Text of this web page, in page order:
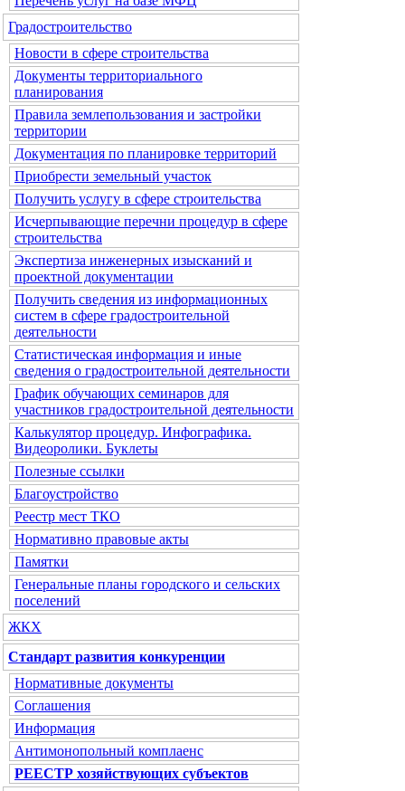
Градостроительство
Новости в сфере строительства
Документы территориального
планирования
Правила землепользования и застройки
территории
Документация по планировке территорий
Приобрести земельный участок
Получить услугу в сфере строительства
Исчерпывающие перечни процедур в сфере
строительства
Экспертиза инженерных изысканий и
проектной документации
Получить сведения из информационных
систем в сфере градостроительной
деятельности
Статистическая информация и иные
сведения о градостроительной деятельности
График обучающих семинаров для
участников градостроительной деятельности
Калькулятор процедур. Инфографика.
Видеоролики. Буклеты
Полезные ссылки
Благоустройство
Реестр мест ТКО
Нормативно правовые акты
Памятки
Генеральные планы городского и сельских
поселений
ЖКХ
Стандарт развития конкуренции
Нормативные документы
Соглашения
Информация
Антимонопольный комплаенс
РЕЕСТР хозяйствующих субъектов